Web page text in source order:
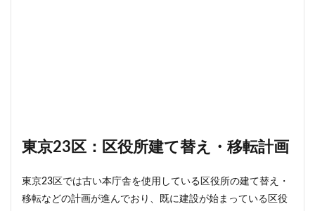
東京23区：区役所建て替え・移転計画
東京23区では古い本庁舎を使用している区役所の建て替え・
移転などの計画が進んでおり、既に建設が始まっている区役